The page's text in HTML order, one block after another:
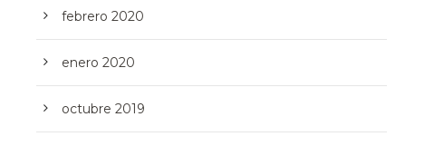
febrero 2020
enero 2020
octubre 2019